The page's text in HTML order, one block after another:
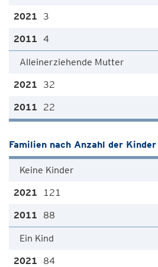
3
4
Alleinerziehende Mutter
32
22
Familien nach Anzahl der Kinder
Keine Kinder
121
88
Ein Kind
84